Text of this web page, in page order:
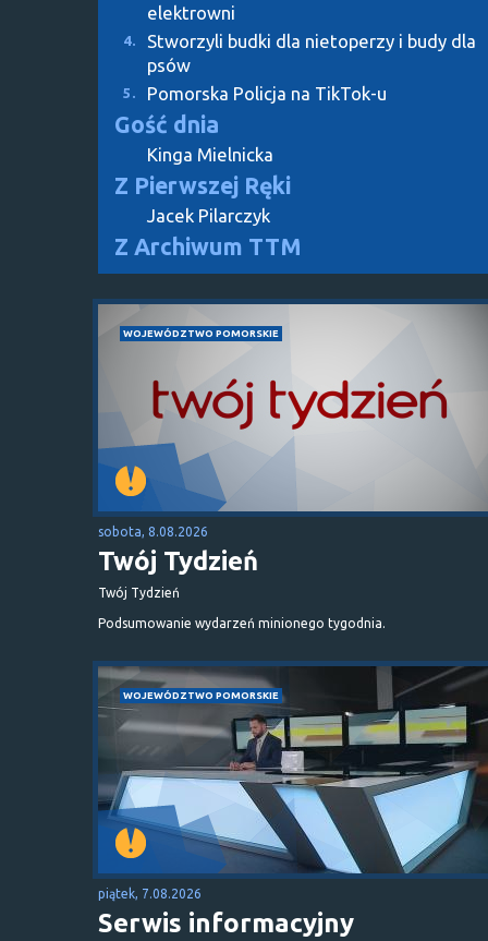
elektrowni
4.
Stworzyli budki dla nietoperzy i budy dla
psów
5. Pomorska Policja na TikTok-u
Gość dnia
Kinga Mielnicka
Z Pierwszej Ręki
Jacek Pilarczyk
Z Archiwum TTM
WOJEWÓDZTWO POMORSKIE
sobota, 8.08.2026
Twój Tydzień
Twój Tydzień
Podsumowanie wydarzeń minionego tygodnia.
WOJEWÓDZTWO POMORSKIE
piątek, 7.08.2026
Serwis informacyjny